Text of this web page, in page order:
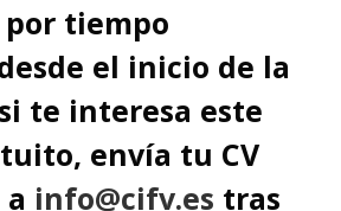
por tiempo
el inicio de la
te interesa este
envía tu CV
info@cifv.es tras